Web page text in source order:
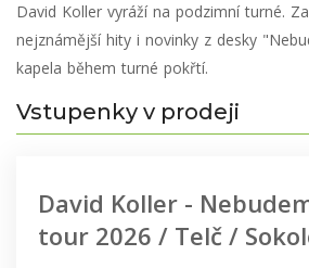
David Koller vyráží na podzimní turné.
nejznámější hity i novinky z desky
kapela během turné pokřtí.
Vstupenky v prodeji
David Koller -
tour 2026 / Telč /